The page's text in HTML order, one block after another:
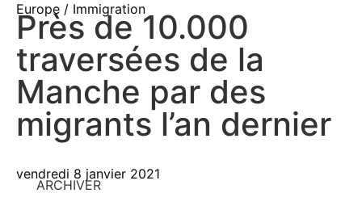
Europe / Immigration
Près de 10.000
traversées de la
Manche par des
migrants l’an dernier
vendredi 8 janvier 2021
ARCHIVER